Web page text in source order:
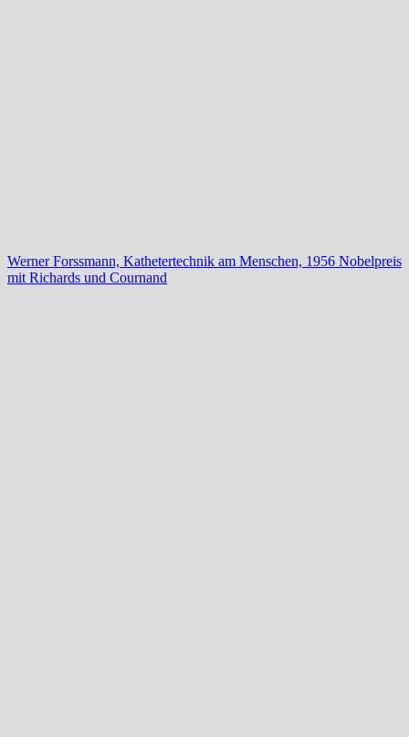
Werner Forssmann, Kathetertechnik am Menschen, 1956 Nobelpreis
mit Richards und Cournand